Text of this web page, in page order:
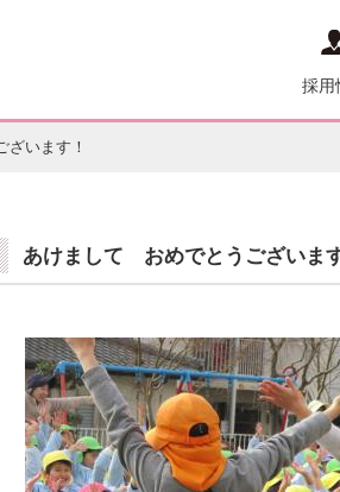
採用
います！
あけまして おめでとうございま